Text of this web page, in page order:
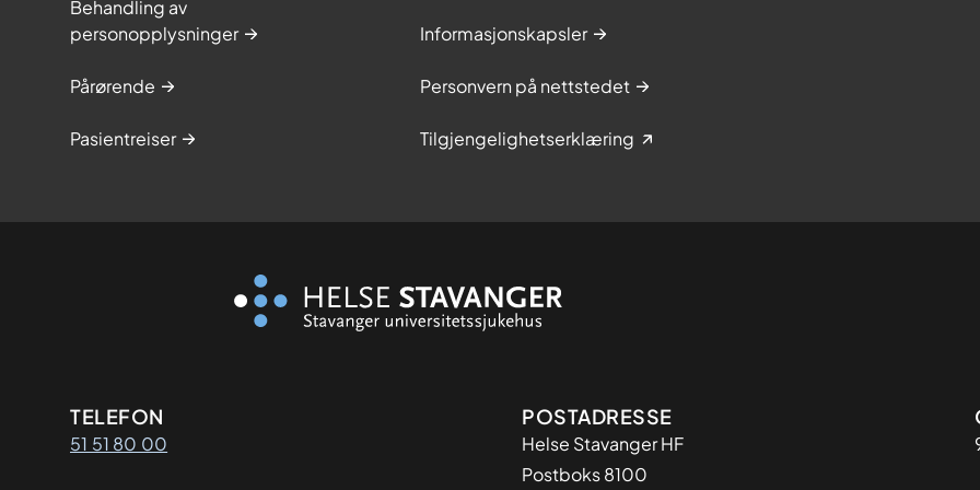
Behandling av
personopplysninger
Pårørende
Pasientreiser
Informasjonskapsler
Personvern på nettstedet
Tilgjengelighetserklæring
Kontaktinformasjon
TELEFON
51 51 80 00 Adresse
POSTADRESSE
Helse Stavanger HF
Postboks 8100